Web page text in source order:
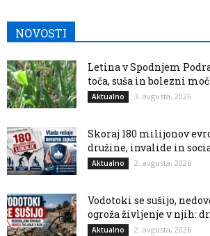
NOVOSTI
Letina v Spodnjem
toča, suša in bolezni
Aktualno 3. avgusta, 2026
Skoraj 180 milijonov
družine, invalide in
Aktualno 2. avgusta, 2026
Vodotoki se sušijo,
ogroža življenje v njih:
Aktualno 2. avgusta, 2026